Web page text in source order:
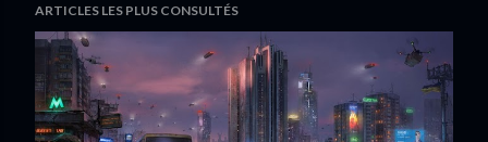
ARTICLES LES PLUS CONSULTÉS